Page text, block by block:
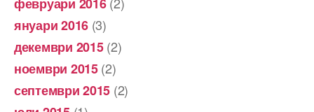
януари 2016 (3)
декември 2015(2)
ноември 2015(2)
септември 2015 (2)